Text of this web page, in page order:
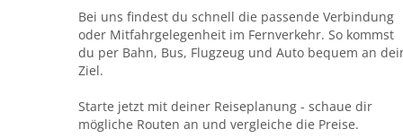
Bei uns findest du schnell die passende Verbindung
oder Mitfahrgelegenheit im Fernverkehr. So kommst
du per Bahn, Bus, Flugzeug und Auto bequem an
Ziel.
Starte jetzt mit deiner Reiseplanung - schaue dir
mögliche Routen an und vergleiche die Preise.